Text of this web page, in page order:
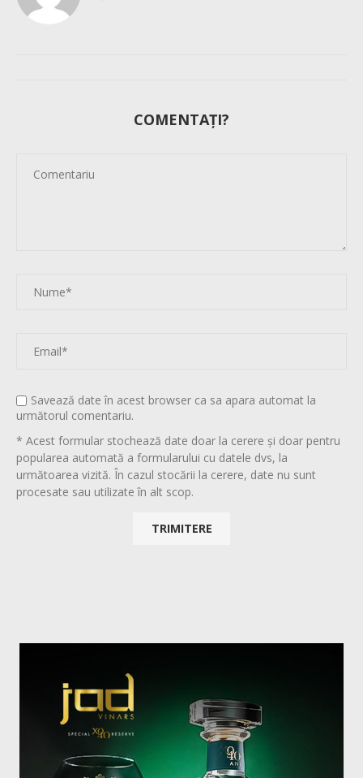
COMENTAȚI?
Savează date în acest browser ca sa apara automat la
următorul comentariu.
* Acest formular stochează date doar la cerere și doar pentru
popularea automată a formularului cu datele dvs, la
următoarea vizită. În cazul stocării la cerere, date nu sunt
procesate sau utilizate în alt scop.